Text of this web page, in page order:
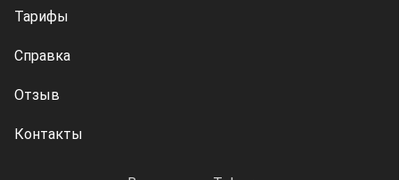
Тарифы
Справка
Отзыв
Контакты